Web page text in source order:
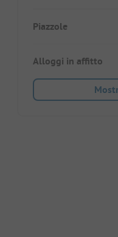
Piazzole
Alloggi in affitto